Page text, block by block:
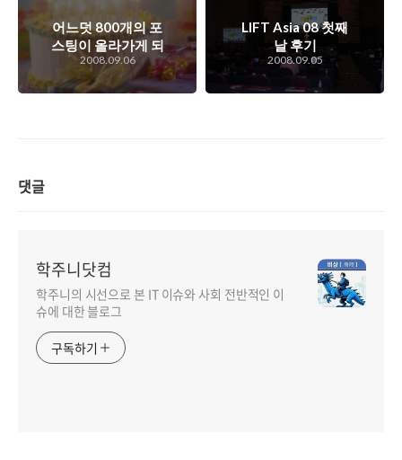
어느덧 800개의 포
스팅이 올라가게 되
었고...
2008.09.06
LIFT Asia 08 첫째
날 후기
2008.09.05
댓글
학주니닷컴
학주니의 시선으로 본 IT 이슈와 사회 전반적인 이
슈에 대한 블로그
구독하기